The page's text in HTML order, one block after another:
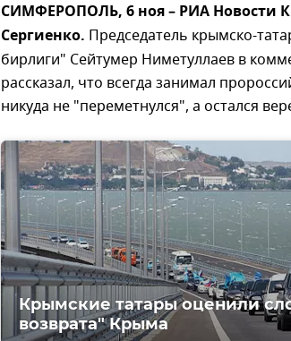
СИМФЕРОПОЛЬ, 6 ноя – РИА Новости
Сергиенко. Председатель крымско-
бирлиги" Сейтумер Ниметуллаев в
рассказал, что всегда занимал
никуда не "переметнулся", а остался
Крымские татары оценили
возврата" Крыма